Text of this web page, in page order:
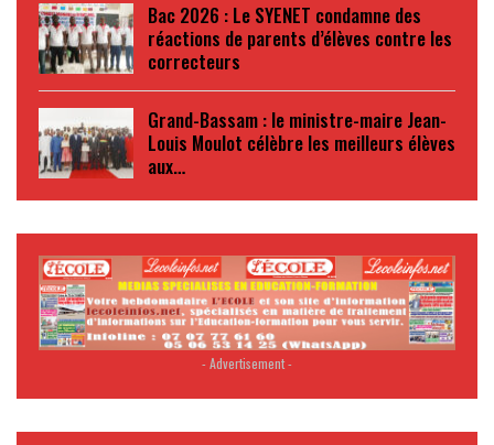
Bac 2026 : Le SYENET condamne des
réactions de parents d’élèves contre les
correcteurs
Grand-Bassam : le ministre-maire Jean-
Louis Moulot célèbre les meilleurs élèves
aux…
- Advertisement -